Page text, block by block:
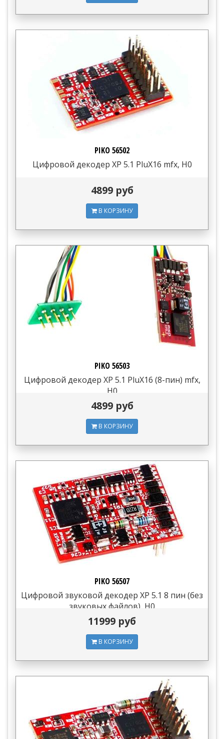
PIKO 56502
Цифровой декодер XP 5.1 PluX16 mfx, H0
4899 руб
В КОРЗИНУ
PIKO 56503
Цифровой декодер XP 5.1 PluX16 (8-пин) mfx,
H0
4899 руб
В КОРЗИНУ
PIKO 56507
Цифровой звуковой декодер XP 5.1 8 пин (без
звуковых файлов), H0
11999 руб
В КОРЗИНУ